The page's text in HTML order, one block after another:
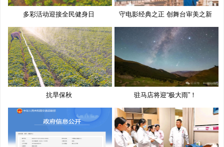
多彩活动迎接全民健身日 守电影经典之正 创舞台审美之新
抗旱保秋 驻马店将迎“极大雨”！